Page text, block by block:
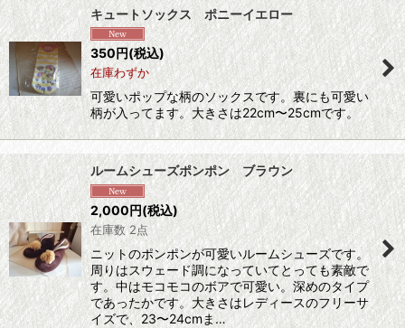
キュートソックス ポニーイエロー
350円(税込)
在庫わずか
可愛いポップな柄のソックスです。裏にも可愛い
柄が入ってます。大きさは22cm〜25cmです。
ルームシューズポンポン ブラウン
2,000円(税込)
在庫数 2点
ニットのポンポンが可愛いルームシューズです。
周りはスウェード調になっていてとっても素敵で
す。中はモコモコのボアで可愛い。深めのタイプ
であったかです。大きさはレディースのフリーサ
イズで、23〜24cmま…